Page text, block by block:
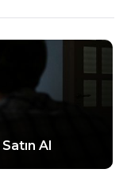
Al